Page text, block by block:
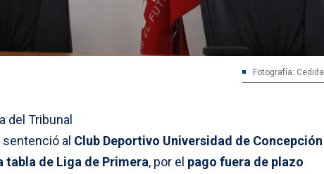
Fotografía: Cedida
del Tribunal
al Club Deportivo Universidad de Concepción
tabla de Liga de Primera, por el pago fuera de plazo